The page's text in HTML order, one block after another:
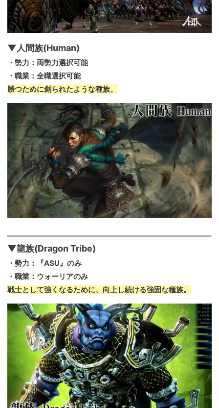
▼人間族(Human)
・勢力：両勢力選択可能
・職業：全職選択可能
勝つために創られたような種族。
▼龍族(Dragon Tribe)
・勢力：『ASU』のみ
・職業：ウォーリアのみ
戦士として強くなるために、向上し続ける強固な種族。